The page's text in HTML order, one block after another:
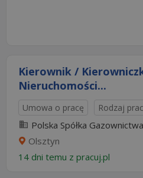
Kierownik /
Nieruchomości...
Umowa o pracę Rodzaj
Polska Spółka
Olsztyn
14 dni temu z pracuj.pl